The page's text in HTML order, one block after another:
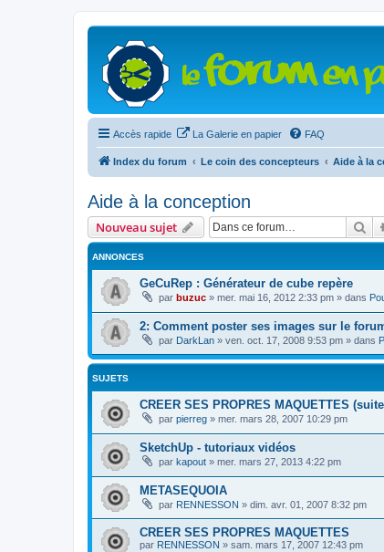
Accès rapide La Galerie en papier FAQ
Index du forum Le coin des concepteurs Aide à la
Aide à la conception
Nouveau sujet
ANNONCES
GeCuRep : Générateur de cube repère
par buzuc » mer. mai 16, 2012 2:33 pm » dans
2: Comment poster ses images sur le
par DarkLan » ven. oct. 17, 2008 9:53 pm » dans
SUJETS
CREER SES PROPRES MAQUETTES
par pierreg » mer. mars 28, 2007 10:29 pm
SketchUp - tutoriaux vidéos
par kapout » mer. mars 27, 2013 4:22 pm
METASEQUOIA
par RENNESSON » dim. avr. 01, 2007 8:32 pm
CREER SES PROPRES MAQUETTES
par RENNESSON » sam. mars 17, 2007 12:43 pm